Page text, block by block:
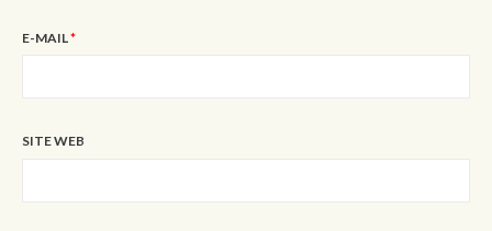
E-MAIL*
SITE WEB